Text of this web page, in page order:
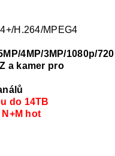
H.264/MPEG4
4MP/3MP/1080p/
a kamer pro
do 14TB
N+M hot